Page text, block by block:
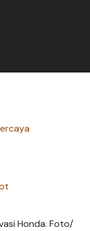
Honda. Foto/